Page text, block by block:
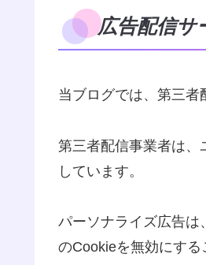
広告配信サ
当ブログでは、第三者
第三者配信事業者は、
しています。
パーソナライズ広告は、
のCookieを無効にする